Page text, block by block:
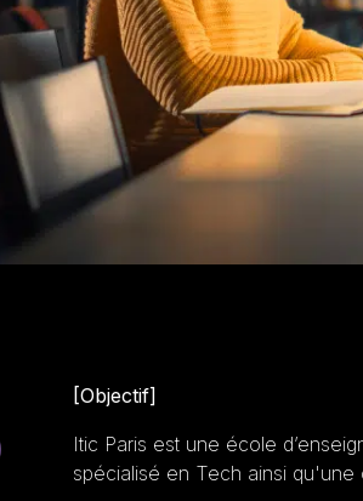
[Objectif]
Itic Paris est une école
spécialisé en Tech ainsi